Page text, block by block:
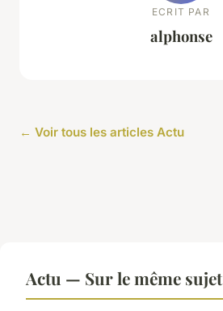
ECRIT PAR
alphonse
← Voir tous les articles Actu
Actu — Sur le même sujet